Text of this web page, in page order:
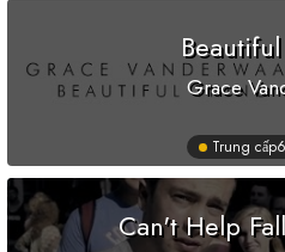
Grace
Trung cấp
Can't Help